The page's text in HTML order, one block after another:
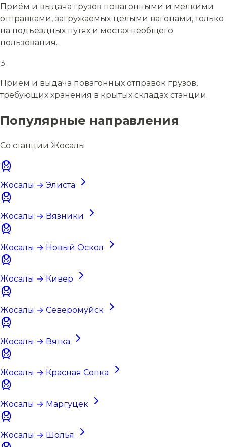
Приём и выдача грузов повагонными и мелкими
отправками, загружаемых целыми вагонами, только
на подъездных путях и местах необщего
пользования.
3
Приём и выдача повагонных отправок грузов,
требующих хранения в крытых складах станции.
Популярные направления
Со станции Жосалы
Жосалы → Элиста
Жосалы → Вязники
Жосалы → Новый Оскол
Жосалы → Кивер
Жосалы → Северомуйск
Жосалы → Вятка
Жосалы → Красная Сопка
Жосалы → Маргуцек
Жосалы → Шолья